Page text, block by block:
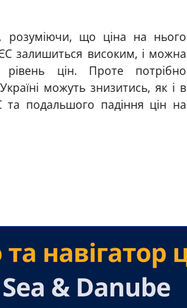
розуміючи, що ціна на нього
залишиться високим, і можна
цін. Проте потрібно
можуть знизитись, як і в
та подальшого падіння цін на